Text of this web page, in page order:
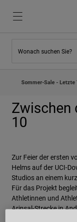
Neuzugänge
Kinder
Lifestyle
Integral
Jets
Neuzugänge
Lifestyle
Entdecke Bike
Mountain
Fullface
Road &
Wonach suchen Sie?
Sommer-Sale - Letzte
Zwischen
10
Zur Feier der ersten
Helms auf der UCI-
Studios an einem
Für das Projekt
Athletinnen und
Arinsal-Strecke in